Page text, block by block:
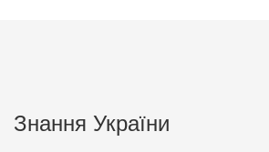
Знання України